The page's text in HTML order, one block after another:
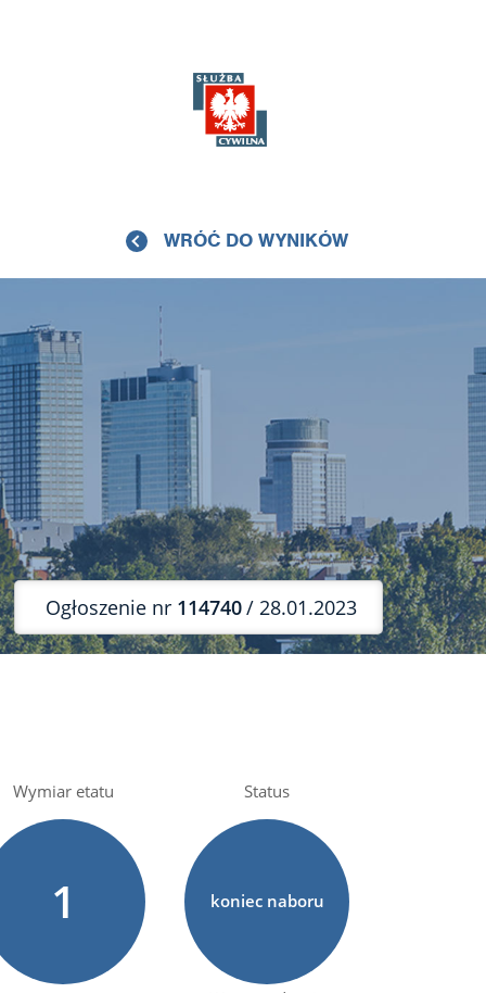
WRÓĆ DO WYNIKÓW
Ogłoszenie nr 114740/ 28.01.2023
Wymiar etatu
1
Status
koniec naboru